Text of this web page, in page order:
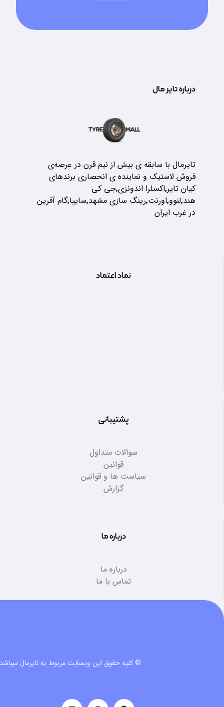
درباره تایر مال
تایرمال با سابقه ی بیش از نیم قرن در عرصه‌ی
فروش لاستیک و نماینده ی انحصاری برندهای
کیان تایر٬اکسلرا اندونزی٬جی کی
هند٬لنوو٬اورنت٬رینگ سازی مشهد٬سایپا٬گام آفرین
در غرب ایران
نماد اعتماد
پشتیبانی
سوالات متداول
قوانین
سیاست ها و قوانین
گزارش
درباره ما
درباره ما
تماس با ما
© کلیه حقوق این وبسایت مربوط به تایرمال